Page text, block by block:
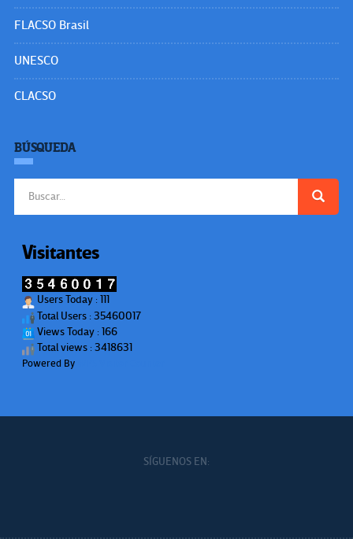
FLACSO Brasil
UNESCO
CLACSO
BÚSQUEDA
Visitantes
Users Today : 111
Total Users : 35460017
Views Today : 166
Total views : 3418631
Powered By
SÍGUENOS EN: